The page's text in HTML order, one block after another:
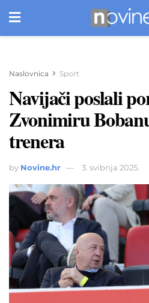
Naslovnica Sport
Navijači poslali
Zvonimiru
trenera
by Novine.hr 3. svibnja 2025.